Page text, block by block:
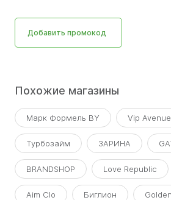
Добавить промокод
Похожие магазины
Марк Формель BY Vip Avenue
Турбозайм ЗАРИНА
BRANDSHOP Love Republic
Aim Clo Биглион